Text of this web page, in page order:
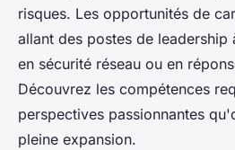
risques. Les opportunités de
allant des postes de leadership
en sécurité réseau ou en
Découvrez les compétences
perspectives passionnantes
pleine expansion.